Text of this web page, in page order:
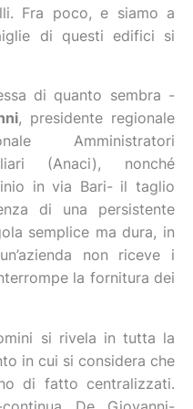
Fra poco, e siamo a
di questi edifici si
di quanto sembra -
, presidente regionale
Amministratori
(Anaci), nonché
in via Bari- il taglio
di una persistente
semplice ma dura, in
non riceve i
la fornitura dei
si rivela in tutta la
in cui si considera che
di fatto centralizzati.